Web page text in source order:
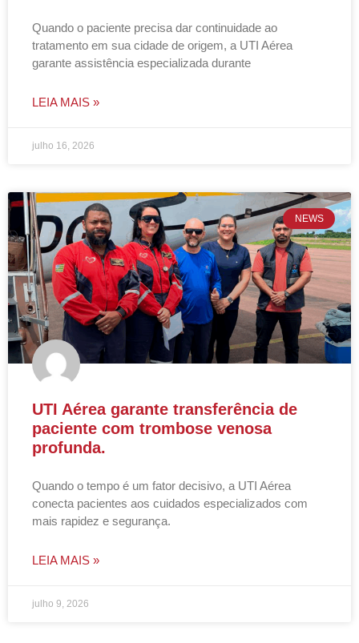
Quando o paciente precisa dar continuidade ao
tratamento em sua cidade de origem, a UTI Aérea
garante assistência especializada durante
LEIA MAIS »
julho 16, 2026
NEWS
UTI Aérea garante transferência de
paciente com trombose venosa
profunda.
Quando o tempo é um fator decisivo, a UTI Aérea
conecta pacientes aos cuidados especializados com
mais rapidez e segurança.
LEIA MAIS »
julho 9, 2026